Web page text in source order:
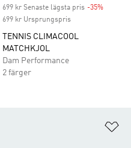
699 kr Senaste lägsta pris -35%
699 kr Ursprungspris
TENNIS CLIMACOOL
MATCHKJOL
Dam Performance
2 färger